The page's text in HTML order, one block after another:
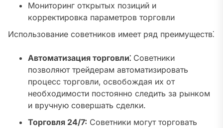
Мониторинг открытых позиций и
корректировка параметров торговли
Использование советников имеет ряд преимуществ⁚
Автоматизация торговли⁚ Советники
позволяют трейдерам автоматизировать
процесс торговли‚ освобождая их от
необходимости постоянно следить за рынком
и вручную совершать сделки.
Торговля 24/7: Советники могут торговать